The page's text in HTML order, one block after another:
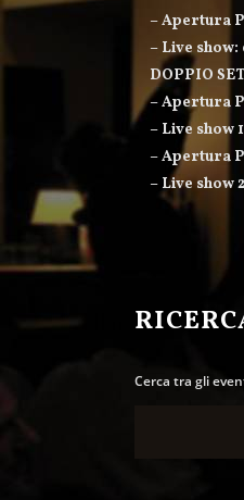
– Apertura
– Live show:
DOPPIO
– Apertura
– Live show
– Apertura
– Live show
Cerca tra gli